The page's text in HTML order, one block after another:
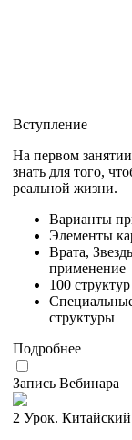
Вступление
На первом
знать для того,
реальной жизни.
Варианты
Элементы
Врата,
применение
100 структур
структуры
Подробнее
Запись Вебинара
2 Урок. Китайский